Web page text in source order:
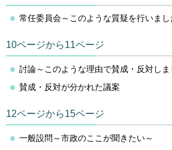
常任委員会～このような質疑を行いまし
10ページから11ページ
討論～このような理由で賛成・反対しま
賛成・反対が分かれた議案
12ページから15ページ
一般設問～市政のここが聞きたい～